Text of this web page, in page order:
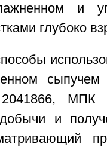
и
глубоко
сыпучем
МПК
и